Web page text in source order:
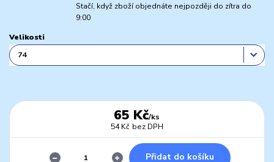
Stačí, když zboží objednáte nejpozději do zítra do
9:00
Velikosti
65 Kč/ks
54 Kč bez DPH
Přidat do košíku